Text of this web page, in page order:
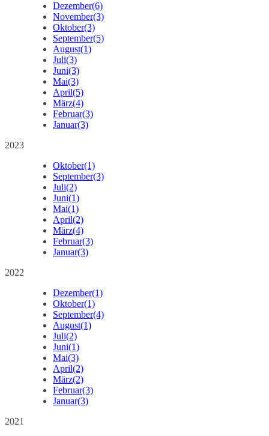
Dezember(6)
November(3)
Oktober(3)
September(5)
August(1)
Juli(3)
Juni(3)
Mai(3)
April(5)
März(4)
Februar(3)
Januar(3)
2023
Oktober(1)
September(3)
Juli(2)
Juni(1)
Mai(1)
April(2)
März(4)
Februar(3)
Januar(3)
2022
Dezember(1)
Oktober(1)
September(4)
August(1)
Juli(2)
Juni(1)
Mai(3)
April(2)
März(2)
Februar(3)
Januar(3)
2021